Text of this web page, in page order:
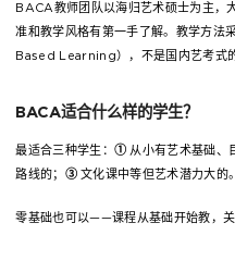
BACA教师团队以海归艺术硕士为主
准和教学风格有第一手了解。教学方
Based Learning），不是国内艺考式
BACA适合什么样的学生？
最适合三种学生：①从小有艺术基础、
路线的； ③文化课中等但艺术潜力大的。
零基础也可以——课程从基础开始教，关